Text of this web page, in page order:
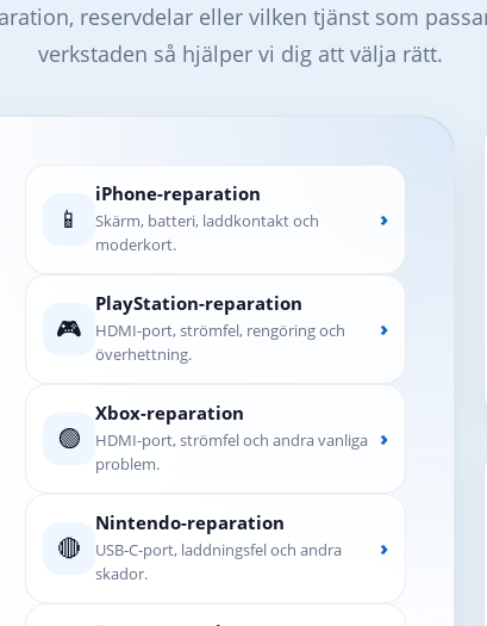
reservdelar eller vilken tjänst som
verkstaden så hjälper vi dig att välja rätt.
📱
iPhone-reparation
Skärm, batteri, laddkontakt och
moderkort.
›
🎮
PlayStation-reparation
HDMI-port, strömfel, rengöring och
överhettning.
›
🟢
Xbox-reparation
HDMI-port, strömfel och andra vanliga
problem.
›
🔴
Nintendo-reparation
USB-C-port, laddningsfel och andra
skador.
›